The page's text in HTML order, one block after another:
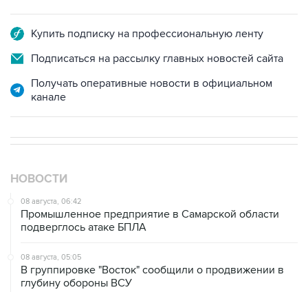
Купить подписку на профессиональную ленту
Подписаться на рассылку главных новостей сайта
Получать оперативные новости в официальном
канале
НОВОСТИ
08 августа, 06:42
Промышленное предприятие в Самарской области
подверглось атаке БПЛА
08 августа, 05:05
В группировке "Восток" сообщили о продвижении в
глубину обороны ВСУ